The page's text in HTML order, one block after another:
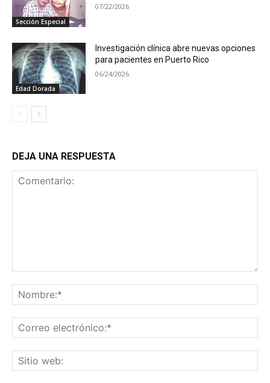
Sección Especial
07/22/2026
Edad Dorada
Investigación clínica abre nuevas opciones
para pacientes en Puerto Rico
06/24/2026
DEJA UNA RESPUESTA